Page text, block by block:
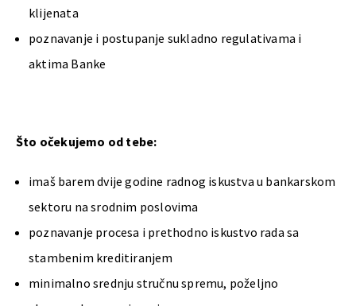
klijenata
poznavanje i postupanje sukladno regulativama i
aktima Banke
Što očekujemo od tebe:
imaš barem dvije godine radnog iskustva u bankarskom
sektoru na srodnim poslovima
poznavanje procesa i prethodno iskustvo rada sa
stambenim kreditiranjem
minimalno srednju stručnu spremu, poželjno